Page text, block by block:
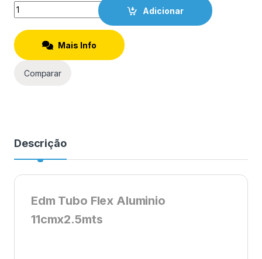
Quantity
Adicionar
Mais Info
Comparar
Descrição
Edm Tubo Flex Aluminio
11cmx2.5mts